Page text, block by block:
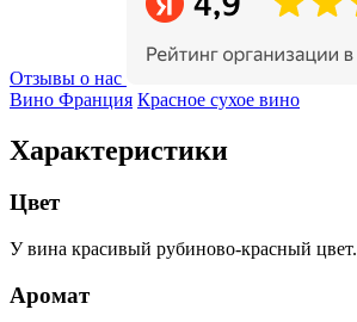
Отзывы о нас
Вино Франция Красное сухое вино
Характеристики
Цвет
У вина красивый рубиново-красный цвет.
Аромат